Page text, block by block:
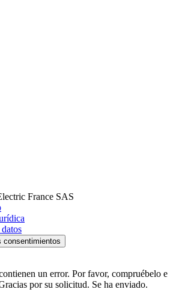
France SAS
consentimientos
un error. Por favor, compruébelo e
por su solicitud. Se ha enviado.